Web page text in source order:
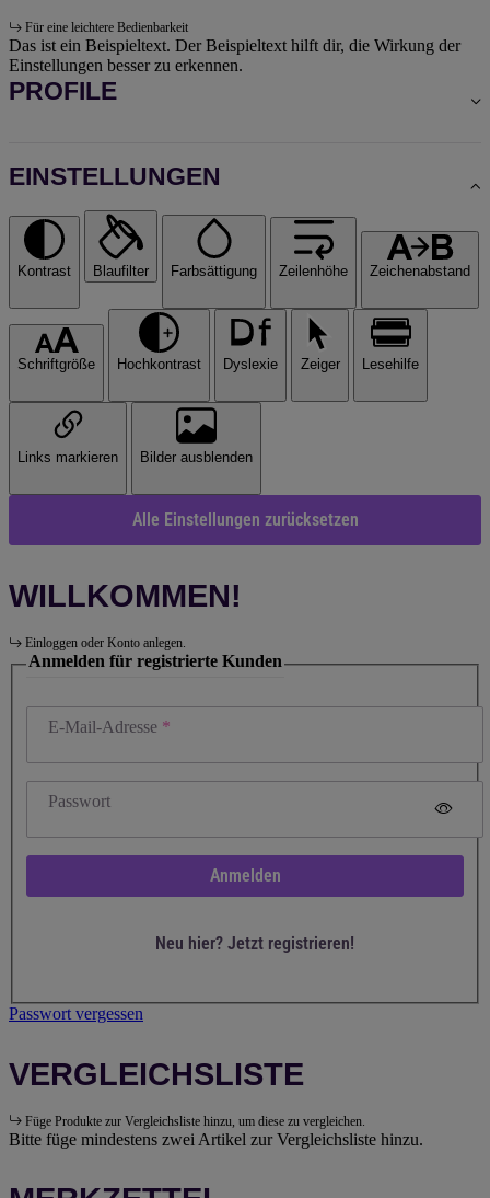
Für eine leichtere Bedienbarkeit
Das ist ein Beispieltext. Der Beispieltext hilft dir, die Wirkung der
Einstellungen besser zu erkennen.
PROFILE
EINSTELLUNGEN
Kontrast Blaufilter Farbsättigung Zeilenhöhe Zeichenabstand
Schriftgröße Hochkontrast Dyslexie Zeiger Lesehilfe
Links markieren Bilder ausblenden
Alle Einstellungen zurücksetzen
WILLKOMMEN!
Einloggen oder Konto anlegen.
Anmelden für registrierte Kunden
E-Mail-Adresse
Passwort
Anmelden
Neu hier? Jetzt registrieren!
Passwort vergessen
VERGLEICHSLISTE
Füge Produkte zur Vergleichsliste hinzu, um diese zu vergleichen.
Bitte füge mindestens zwei Artikel zur Vergleichsliste hinzu.